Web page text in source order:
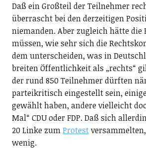
Daß ein Großteil der Teilnehmer
überrascht bei den derzeitigen
niemanden. Aber zugleich hätte die
müssen, wie sehr sich die
dem unterscheiden, was in
breiten Öffentlichkeit als „rechts“
der rund 850 Teilnehmer dürften
parteikritisch eingestellt sein,
gewählt haben, andere vielleicht
Mal“ CDU oder FDP. Daß sich
20 Linke zumProtest
wenig.